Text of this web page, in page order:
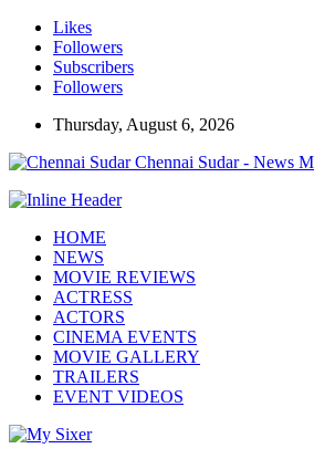
Likes
Followers
Subscribers
Followers
Thursday, August 6, 2026
Chennai Sudar - News
HOME
NEWS
MOVIE REVIEWS
ACTRESS
ACTORS
CINEMA EVENTS
MOVIE GALLERY
TRAILERS
EVENT VIDEOS